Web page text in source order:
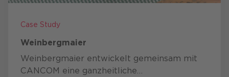
Case Study
Weinbergmaier
Weinbergmaier entwickelt gemeinsam mit
CANCOM eine ganzheitliche